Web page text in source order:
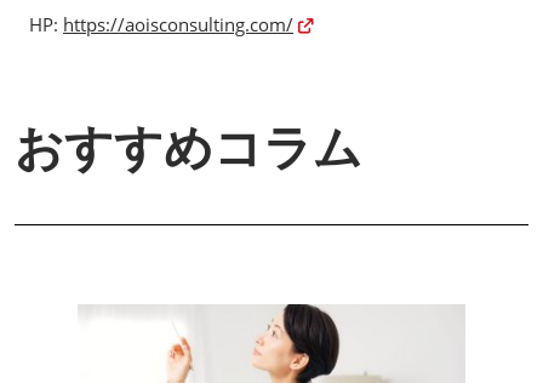
HP: https://aoisconsulting.com/
おすすめコラム